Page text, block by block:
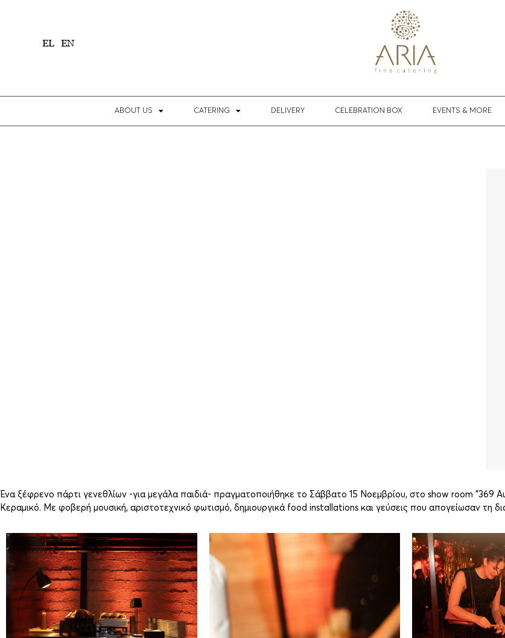
EL EN
ABOUT US CATERING DELIVERY CELEBRATION BOX EVENTS & MORE
Ένα ξέφρενο πάρτι γενεθλίων -για μεγάλα παιδιά- πραγματοποιήθηκε το Σάββατο 15 Νοεμβρίου, στο show room "369
Κεραμικό. Με φοβερή μουσική, αριστοτεχνικό φωτισμό, δημιουργικά food installations και γεύσεις που απογείωσαν τη